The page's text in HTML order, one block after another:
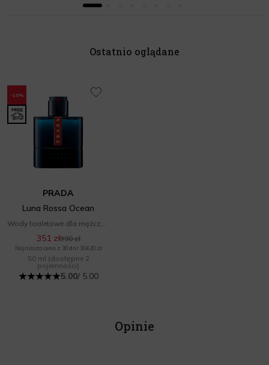
Ostatnio oglądane
-10%
PRADA
Luna Rossa Ocean
351 zł390 zł
Najniższa cena z 30 dni: 304,20 zł
50 ml (dostępne 2
pojemności)
5.00/ 5.00
Opinie